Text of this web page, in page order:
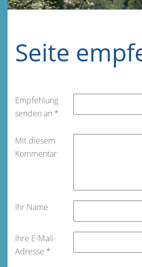
Seite
Empfehlung
senden an *
Mit diesem
Kommentar
Ihr Name
Ihre E-Mail-
Adresse *